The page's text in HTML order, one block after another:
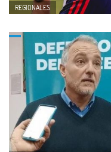
REGIONALES